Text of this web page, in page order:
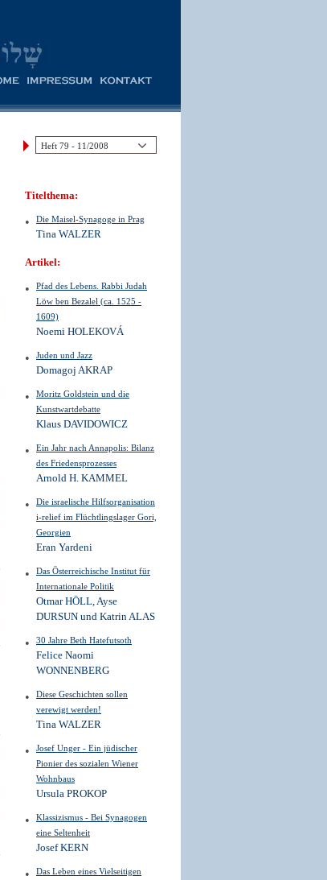
Titelthema:
Die Maisel-Synagoge in Prag
Tina WALZER
Artikel:
Pfad des Lebens. Rabbi Judah
Löw ben Bezalel (ca. 1525 -
1609)
Noemi HOLEKOVÁ
Juden und Jazz
Domagoj AKRAP
Moritz Goldstein und die
Kunstwartdebatte
Klaus DAVIDOWICZ
Ein Jahr nach Annapolis: Bilanz
des Friedensprozesses
Arnold H. KAMMEL
Die israelische Hilfsorganisation
i-relief im Flüchtlingslager Gori,
Georgien
Eran Yardeni
Das Österreichische Institut für
Internationale Politik
Otmar HÖLL, Ayse
DURSUN und Katrin ALAS
30 Jahre Beth Hatefutsoth
Felice Naomi
WONNENBERG
Diese Geschichten sollen
verewigt werden!
Tina WALZER
Josef Unger - Ein jüdischer
Pionier des sozialen Wiener
Wohnbaus
Ursula PROKOP
Klassizismus - Bei Synagogen
eine Seltenheit
Josef KERN
Das Leben eines Vielseitigen